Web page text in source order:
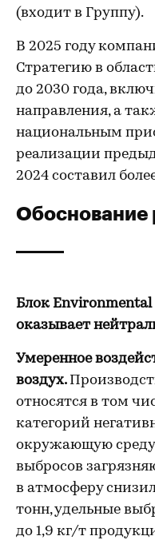
(входит в Группу).
В 2025 году
Стратегию в
до 2030 года,
направления, а
национальным
реализации
2024 составил
Обоснование
Блок
оказывает
Умеренное
воздух.
относятся в том
категорий
окружающую
выбросов
в атмосферу
тонн, удельные
до 1,9 кг/т